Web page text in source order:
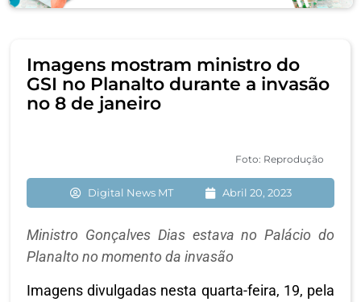
Imagens mostram ministro do
GSI no Planalto durante a invasão
no 8 de janeiro
Foto: Reprodução
Digital News MT Abril 20, 2023
Ministro Gonçalves Dias estava no Palácio do
Planalto no momento da invasão
Imagens divulgadas nesta quarta-feira, 19, pela